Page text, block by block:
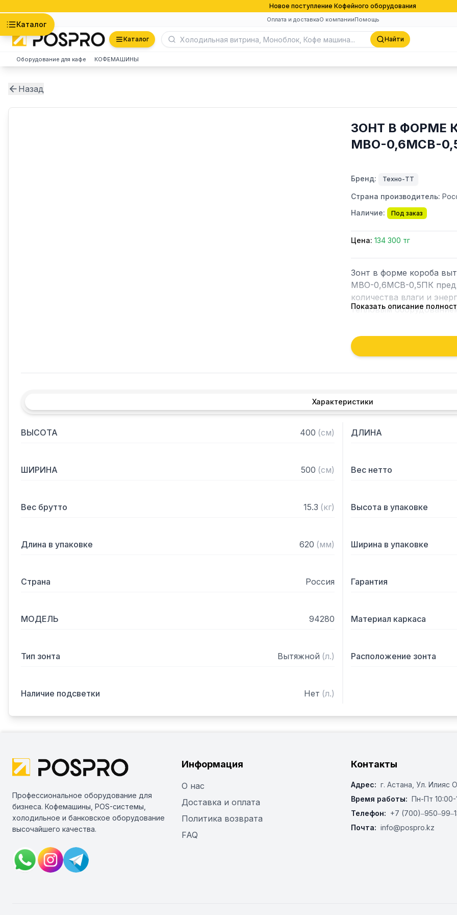
Новое поступление Кофейного оборудования
Оплата и доставкаО компанииПомощь
Каталог
Каталог Найти
Оборудование для кафе КОФЕМАШИНЫ
Назад
ЗОНТ В ФОРМЕ
МВО-0,6МСВ-
Бренд: Техно-ТТ
Страна производитель:
Наличие:
Под заказ
Цена: 134 300 тг
Зонт в форме короба
МВО-0,6МСВ-0,5ПК
количества влаги и
тепловым
Кроме того, зонт
которые в противном
утвари. Поэтому это
и защищает сотрудников
— Бескаркасный
— Поставляется в
Показать описание
Характеристики
ВЫСОТА 400 (см) ДЛИНА
ШИРИНА 500 (см) Вес нетто
Вес брутто 15.3 (кг) Высота в упаковке
Длина в упаковке 620 (мм) Ширина в упаковке
Страна Россия Гарантия
МОДЕЛЬ 94280 Материал каркаса
Тип зонта Вытяжной (л.) Расположение зонта
Наличие подсветки Нет (л.)
Профессиональное оборудование для
бизнеса. Кофемашины, POS-системы,
холодильное и банковское оборудование
высочайшего качества.
Информация
О нас
Доставка и оплата
Политика возврата
FAQ
Контакты
Адрес: г. Астана, ​Ул. Илияс
Время работы: Пн-Пт 10:00-
Телефон: +7
Почта: info@pospro.kz